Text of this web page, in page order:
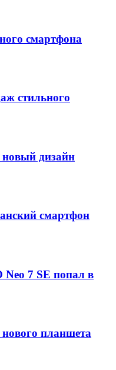
смартфона
стильного
дизайн
смартфон
7 SE попал в
нового планшета